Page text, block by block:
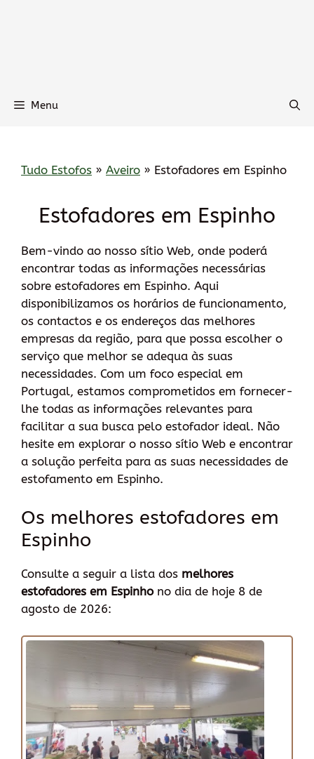
Menu
Tudo Estofos » Aveiro » Estofadores em Espinho
Estofadores em Espinho
Bem-vindo ao nosso sítio Web, onde poderá
encontrar todas as informações necessárias
sobre estofadores em Espinho. Aqui
disponibilizamos os horários de funcionamento,
os contactos e os endereços das melhores
empresas da região, para que possa escolher o
serviço que melhor se adequa às suas
necessidades. Com um foco especial em
Portugal, estamos comprometidos em fornecer-
lhe todas as informações relevantes para
facilitar a sua busca pelo estofador ideal. Não
hesite em explorar o nosso sítio Web e encontrar
a solução perfeita para as suas necessidades de
estofamento em Espinho.
Os melhores estofadores em
Espinho
Consulte a seguir a lista dos melhores
estofadores em Espinhono dia de hoje 8 de
agosto de 2026: